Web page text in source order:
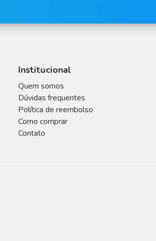
Institucional
Quem somos
Dúvidas frequentes
Política de reembolso
Como comprar
Contato